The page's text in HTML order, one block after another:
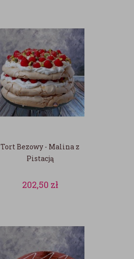
Tort Bezowy - Malina z
Pistacją
202,50 zł